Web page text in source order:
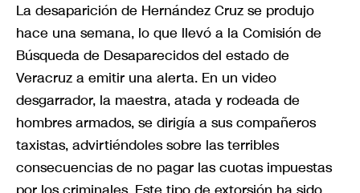
La desaparición de Hernández Cruz se produjo
hace una semana, lo que llevó a la Comisión de
Búsqueda de Desaparecidos del estado de
Veracruz a emitir una alerta. En un video
desgarrador, la maestra, atada y rodeada de
hombres armados, se dirigía a sus compañeros
taxistas, advirtiéndoles sobre las terribles
consecuencias de no pagar las cuotas impuestas